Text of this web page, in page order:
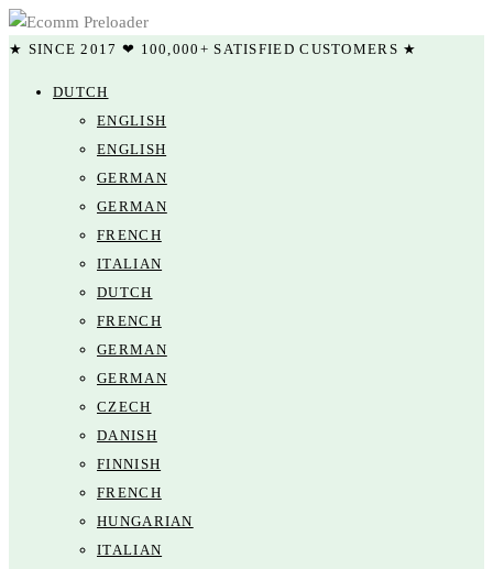
★ SINCE 2017 ❤ 100,000+ SATISFIED CUSTOMERS ★
DUTCH
ENGLISH
ENGLISH
GERMAN
GERMAN
FRENCH
ITALIAN
DUTCH
FRENCH
GERMAN
GERMAN
CZECH
DANISH
FINNISH
FRENCH
HUNGARIAN
ITALIAN